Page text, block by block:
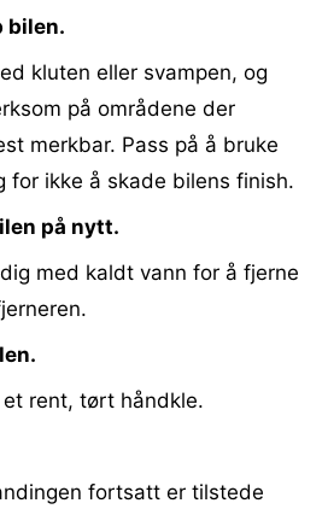
bilen.
kluten eller svampen, og
på områdene der
merkbar. Pass på å bruke
for ikke å skade bilens finish.
på nytt.
med kaldt vann for å fjerne
rent, tørt håndkle.
fortsatt er tilstede